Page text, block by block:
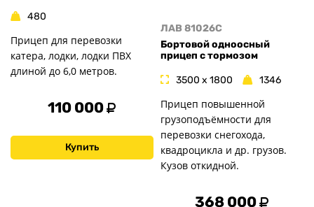
480
Прицеп для перевозки
катера, лодки, лодки ПВХ
длиной до 6,0 метров.
110 000
Купить
ЛАВ 81026C
Бортовой одноосный
прицеп с тормозом
3500 x 1800 1346
Прицеп повышенной
грузоподъёмности для
перевозки снегохода,
квадроцикла и др. грузов.
Кузов откидной.
368 000